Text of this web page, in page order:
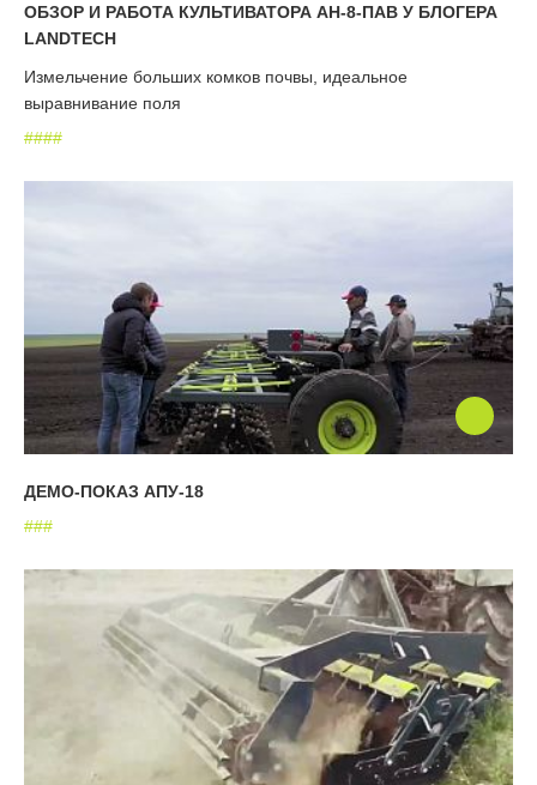
ОБЗОР И РАБОТА КУЛЬТИВАТОРА АН-8-ПАВ У БЛОГЕРА
LANDTECH
Измельчение больших комков почвы, идеальное
выравнивание поля
####
ДЕМО-ПОКАЗ АПУ-18
###